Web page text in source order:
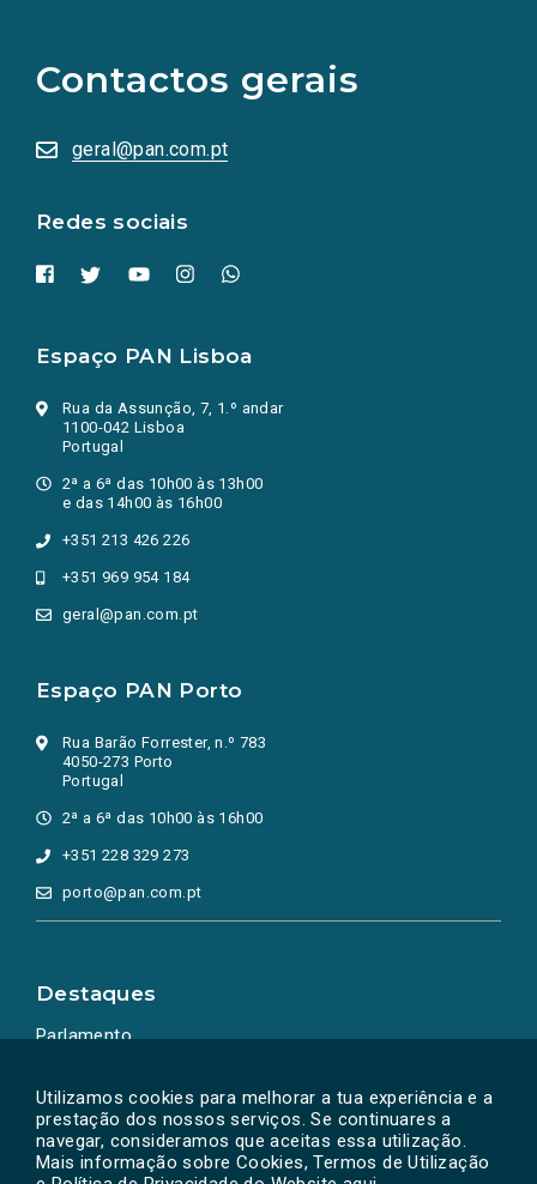
Utilizamos cookies para melhorar a tua experiência e a
prestação dos nossos serviços. Se continuares a
navegar, consideramos que aceitas essa utilização.
Mais informação sobre Cookies, Termos de Utilização
Contactos gerais
geral@pan.com.pt
Redes sociais
redes
sociais
numa
nova
Espaço PAN Lisboa
Rua da Assunção, 7, 1.º andar
1100-042 Lisboa
Portugal
2ª a 6ª das 10h00 às 13h00
e das 14h00 às 16h00
+351 213 426 226
+351 969 954 184
geral@pan.com.pt
Espaço PAN Porto
Rua Barão Forrester, n.º 783
4050-273 Porto
Portugal
2ª a 6ª das 10h00 às 16h00
+351 228 329 273
porto@pan.com.pt
Destaques
Parlamento